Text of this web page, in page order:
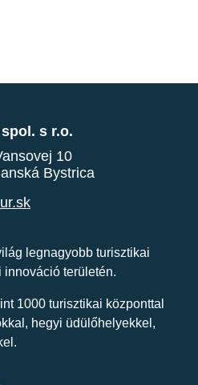
s r.o.
10
Bystrica
legnagyobb turisztikai
innováció területén.
1000 turisztikai központtal
hegyi üdülőhelyekkel,